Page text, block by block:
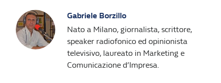
Gabriele Borzillo
Nato a Milano, giornalista, scrittore,
speaker radiofonico ed opinionista
televisivo, laureato in Marketing e
Comunicazione d’Impresa.